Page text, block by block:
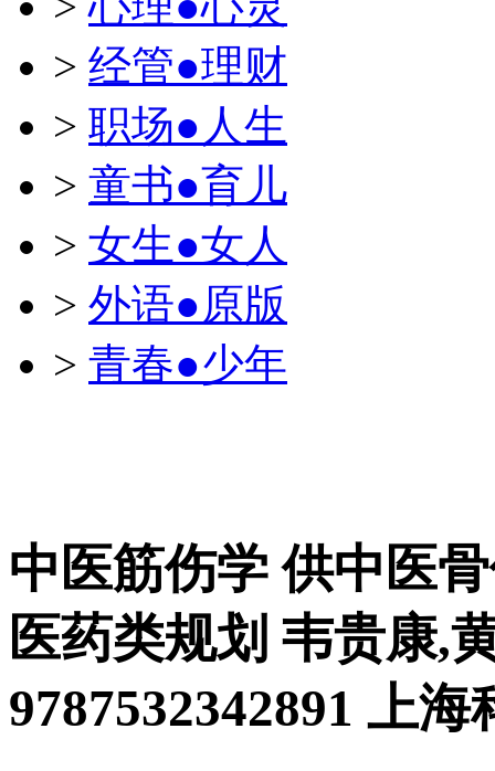
> 经管●理财
> 职场●人生
> 童书●育儿
> 女生●女人
> 外语●原版
> 青春●少年
中医筋伤学 供中医
医药类规划 韦贵康,
9787532342891 上